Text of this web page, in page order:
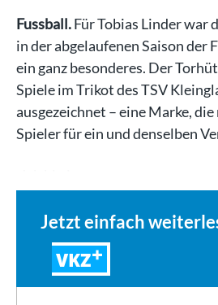
Fussball.Für Tobias Linder war
in der abgelaufenen Saison der
ein ganz besonderes. Der
Spiele im Trikot des TSV
ausgezeichnet – eine Marke,
Spieler für ein und denselben
Jetzt einfach
VKZ